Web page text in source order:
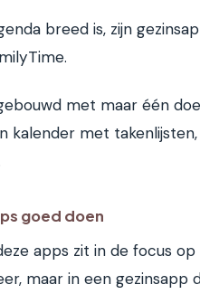
breed is, zijn
met maar één
kalender met
goed doen
apps zit in de focus
maar in een gezinsapp